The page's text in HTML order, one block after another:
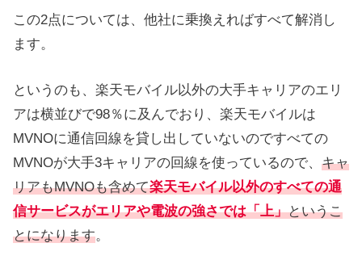
この2点については、他社に乗換えればすべて解消し
ます。
というのも、楽天モバイル以外の大手キャリアのエリ
アは横並びで98％に及んでおり、楽天モバイルは
MVNOに通信回線を貸し出していないのですべての
MVNOが大手3キャリアの回線を使っているので、 キャ
リアもMVNOも含めて楽天モバイル以外のすべての通
信サービスがエリアや電波の強さでは「上」というこ
とになります。